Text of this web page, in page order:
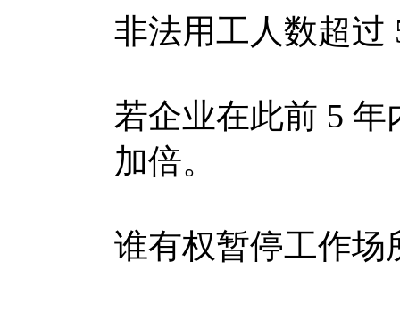
非法用工人数超过
若企业在此前 5
加倍。
谁有权暂停工作场